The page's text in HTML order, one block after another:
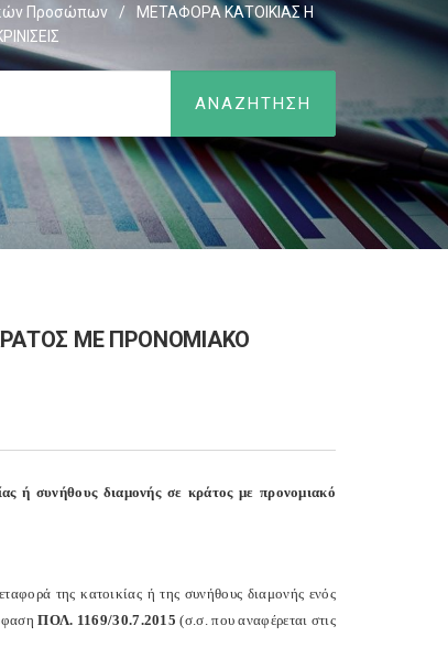
Προσώπων /
ΜΕΤΑΦΟΡΑ ΚΑΤΟΙΚΙΑΣ Η
ΜΕ ΠΡΟΝΟΜΙΑΚΟ
ή συνήθους διαμονής σε κράτος με προνομιακό
της κατοικίας ή της συνήθους διαμονής ενός
ΠΟΛ. 1169/30.7.2015 (σ.σ. που αναφέρεται στις